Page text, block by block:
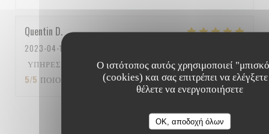
Ο ιστότοπος αυτός χρησιμοποιεί
(cookies) και σας επιτρέπει να ελέγξετε
θέλετε να ενεργοποιήσετε
OK, αποδοχή όλων
Quentin D
2023-04-15
ΥΠΗΡΕΣΊΑ
ΑΤΜΌΣΦΑΙΡΑ: 5/5 ΜΕΝΟΎ:
5/5 ΠΟΙΌΤΗΤΑ / ΤΙΜΉ: 5/5
3